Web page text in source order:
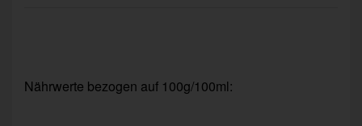
Nährwerte bezogen auf 100g/100ml: